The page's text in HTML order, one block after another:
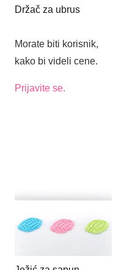
Držač za ubrus
Morate biti korisnik,
kako bi videli cene.
Prijavite se.